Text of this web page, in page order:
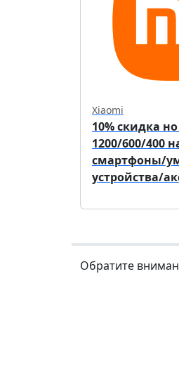
Xiaomi
10% скидка
1200/600/400
смартфоны/
устройства/
Обратите